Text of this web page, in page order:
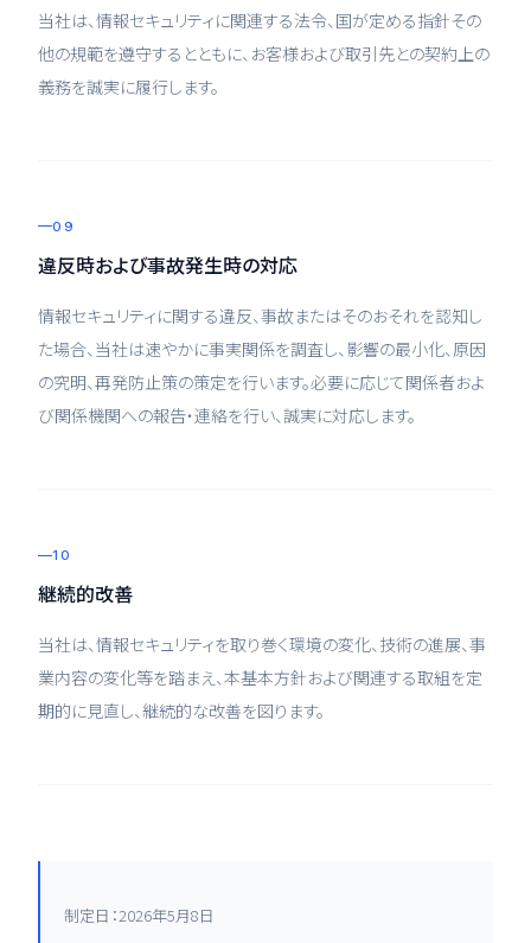
当社は、情報セキュリティに関連する法令、国が定める指針その
他の規範を遵守するとともに、お客様および取引先との契約上の
義務を誠実に履行します。
09
違反時および事故発生時の対応
情報セキュリティに関する違反、事故またはそのおそれを認知し
た場合、当社は速やかに事実関係を調査し、影響の最小化、原因
の究明、再発防止策の策定を行います。必要に応じて関係者およ
び関係機関への報告・連絡を行い、誠実に対応します。
10
継続的改善
当社は、情報セキュリティを取り巻く環境の変化、技術の進展、事
業内容の変化等を踏まえ、本基本方針および関連する取組を定
期的に見直し、継続的な改善を図ります。
制定日：2026年5月8日